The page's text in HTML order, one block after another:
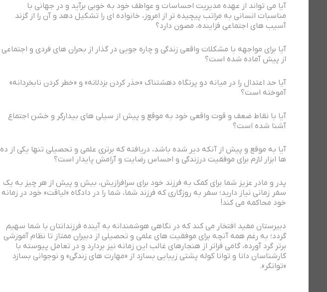
آیا می تواند از عهده مدیریت احساسات و عواطف خود به خوبی برآید و در جهانی با
مناسبات انسانی به مراتب پیچیده تر از امروز، خانواده ای را تشکیل دهد و آن را از گزند
آسیب های اجتماعی فزاینده، مصون دارد؟
آیا برای مواجهه با مشکلات واقعی زندگی و چاره جویی در گذار از بحران های فردی و اجتماعی
از پیش آماده شده است؟
آیا حد اعتدال را در میانه دو پرتگاه دهشتناک «حذر کردن بزدلانه» و «خطر کردن نابخردانه»
آموخته است؟
آیا با نقاط ضعف و قوت واقعی خود به موقع و پیش از سیلی های بیدارگر و خشن اجتماع
آشنا شده است؟
آیا به موقع و پیش از آنکه دیر شده باشد، دریافته که برتری علمی و تحصیلی تنها یکی از ده
ها ابزار لازم برای موفقیت درزندگی و احساس رضایت و آرامش پایدار است؟
پدر و مادر عزیز شما برای کمک به فرزند خود برای سرافرازیش، بیش و پیش از هر چیز به یک
سفر زمانی نیاز دارید؛ سفر به روزگاری که فرزند شما، شما را در دادگاه «لیاقت» خود در زمانه
خود محاکمه می کند!
دبیرستان مفید افتخار می کند که در نگاهی هوشمندانه به آینده فرزندانتان با شما سهیم
گردد؛ به رغم همه آنچه برای موفقیت های علمی و تحصیلی از دبیران ممتاز تا نظام آموزشی
برتر گرد آورده، گامی فراتر از هنجارهای غالب این زمانه نیز بردارد و در تعامل پیوسته با
کارشناسان دانا و توانا کوله پشتی زیبایی بسازد از «مهارت های زندگی» و نوجوانی بسازد
«توانگر».